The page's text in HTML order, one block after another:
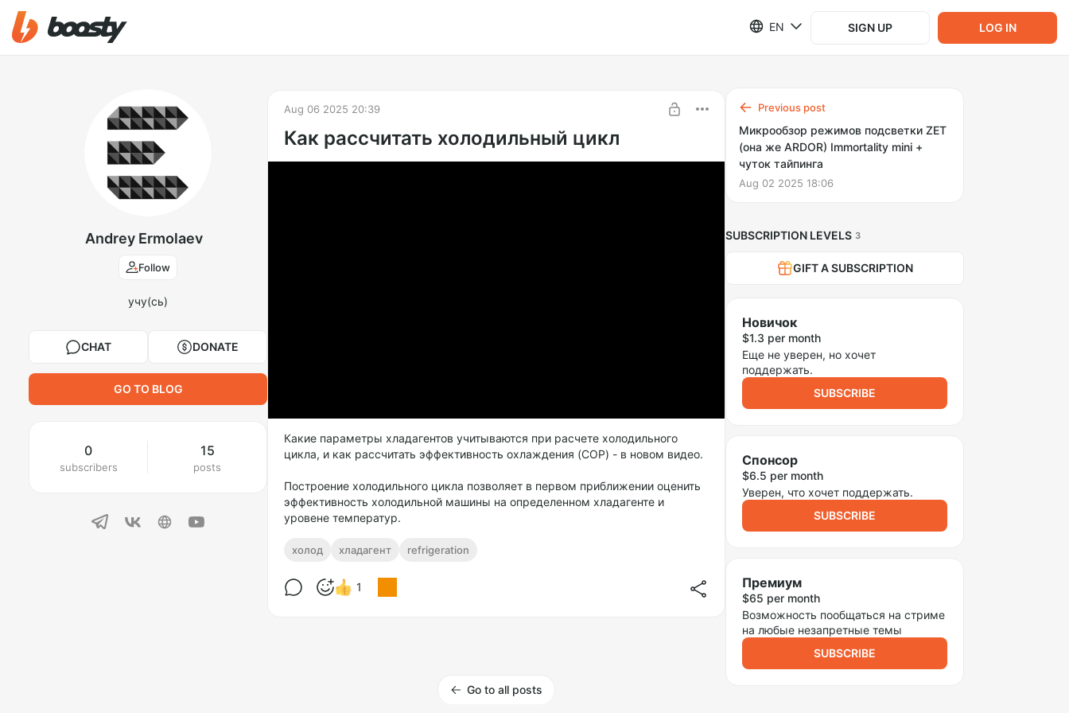
EN SIGN UP LOG IN
Andrey Ermolaev
Follow
учу(сь)
CHAT DONATE
GO TO BLOG
0
subscribers
15
posts
Aug 06 2025 20:39
Как рассчитать холодильный цикл
Какие параметры хладагентов учитываются при расчете холодильного
цикла, и как рассчитать эффективность охлаждения (COP) - в новом видео.
Построение холодильного цикла позволяет в первом приближении оценить
эффективность холодильной машины на определенном хладагенте и
уровене температур.
холод хладагент refrigeration
1
Go to all posts
Previous post
Микрообзор режимов подсветки ZET
(она же ARDOR) Immortality mini +
чуток тайпинга
Aug 02 2025 18:06
SUBSCRIPTION LEVELS 3
GIFT A SUBSCRIPTION
Новичок
$1.3 per month
Еще не уверен, но хочет
поддержать.
SUBSCRIBE
Спонсор
$6.5 per month
Уверен, что хочет поддержать.
SUBSCRIBE
Премиум
$65 per month
Возможность пообщаться на стриме
на любые незапретные темы
SUBSCRIBE